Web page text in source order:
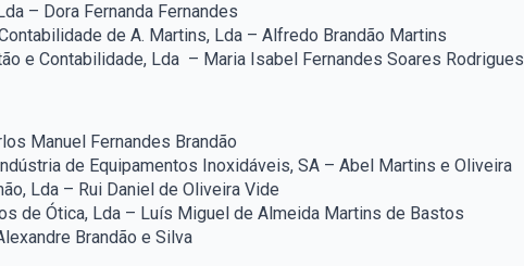
– Dora Fernanda Fernandes
de A. Martins, Lda – Alfredo Brandão Martins
e Contabilidade, Lda – Maria Isabel Fernandes Soares Rodrigues
Manuel Fernandes Brandão
de Equipamentos Inoxidáveis, SA – Abel Martins e Oliveira
Lda – Rui Daniel de Oliveira Vide
de Ótica, Lda – Luís Miguel de Almeida Martins de Bastos
Brandão e Silva